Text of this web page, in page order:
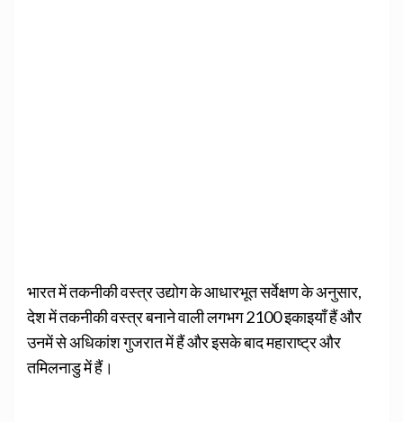
भारत में तकनीकी वस्त्र उद्योग के आधारभूत सर्वेक्षण के अनुसार,
देश में तकनीकी वस्त्र बनाने वाली लगभग 2100 इकाइयाँ हैं और
उनमें से अधिकांश गुजरात में हैं और इसके बाद महाराष्ट्र और
तमिलनाडु में हैं।